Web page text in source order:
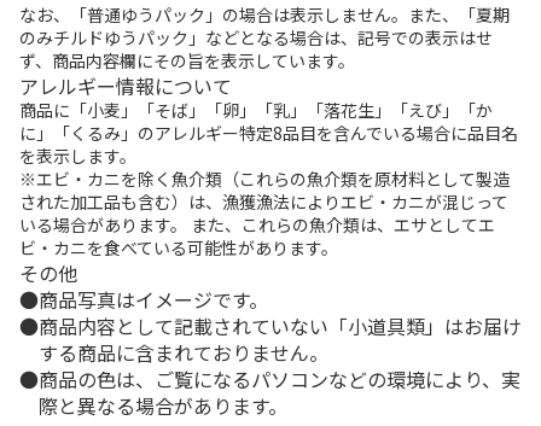
なお、「普通ゆうパック」の場合は表示しません。また、「夏期
のみチルドゆうパック」などとなる場合は、記号での表示はせ
ず、商品内容欄にその旨を表示しています。
アレルギー情報について
商品に「小麦」「そば」「卵」「乳」「落花生」「えび」「か
に」「くるみ」のアレルギー特定8品目を含んでいる場合に品目名
を表示します。
※エビ・カニを除く魚介類（これらの魚介類を原材料として製造
された加工品も含む）は、漁獲漁法によりエビ・カニが混じって
いる場合があります。 また、これらの魚介類は、エサとしてエ
ビ・カニを食べている可能性があります。
その他
商品写真はイメージです。
商品内容として記載されていない「小道具類」はお届け
する商品に含まれておりません。
商品の色は、ご覧になるパソコンなどの環境により、実
際と異なる場合があります。